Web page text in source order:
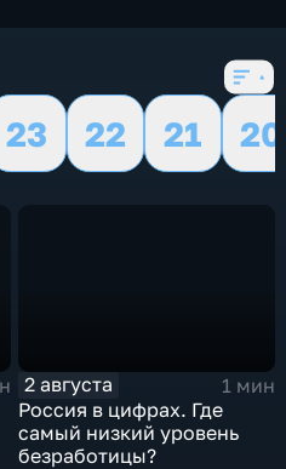
23 22 21
20
2 августа
1 мин
Россия в цифрах. Где
самый низкий уровень
безработицы?